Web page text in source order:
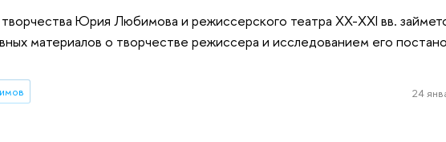
Юрия Любимова и режиссерского театра XX-XXI вв.
материалов о творчестве режиссера и исследованием его
24